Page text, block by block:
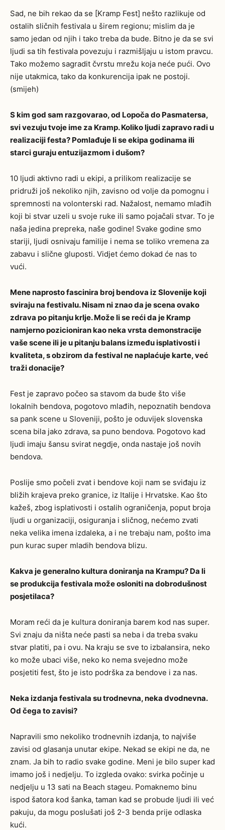
Sad, ne bih rekao da se [Kramp Fest] nešto razlikuje od
ostalih sličnih festivala u širem regionu; mislim da je
samo jedan od njih i tako treba da bude. Bitno je da se svi
ljudi sa tih festivala povezuju i razmišljaju u istom pravcu.
Tako možemo sagradit čvrstu mrežu koja neće pući. Ovo
nije utakmica, tako da konkurencija ipak ne postoji.
(smijeh)
S kim god sam razgovarao, od Lopoča do Pasmatersa,
svi vezuju tvoje ime za Kramp. Koliko ljudi zapravo radi u
realizaciji festa? Pomlađuje li se ekipa godinama ili
starci guraju entuzijazmom i dušom?
10 ljudi aktivno radi u ekipi, a prilikom realizacije se
pridruži još nekoliko njih, zavisno od volje da pomognu i
spremnosti na volonterski rad. Nažalost, nemamo mlađih
koji bi stvar uzeli u svoje ruke ili samo pojačali stvar. To je
naša jedina prepreka, naše godine! Svake godine smo
stariji, ljudi osnivaju familije i nema se toliko vremena za
zabavu i slične gluposti. Vidjet ćemo dokad će nas to
vući.
Mene naprosto fascinira broj bendova iz Slovenije koji
sviraju na festivalu. Nisam ni znao da je scena ovako
zdrava po pitanju krlje. Može li se reći da je Kramp
namjerno pozicioniran kao neka vrsta demonstracije
vaše scene ili je u pitanju balans između isplativosti i
kvaliteta, s obzirom da festival ne naplaćuje karte, već
traži donacije?
Fest je zapravo počeo sa stavom da bude što više
lokalnih bendova, pogotovo mlađih, nepoznatih bendova
sa pank scene u Sloveniji, pošto je oduvijek slovenska
scena bila jako zdrava, sa puno bendova. Pogotovo kad
ljudi imaju šansu svirat negdje, onda nastaje još novih
bendova.
Poslije smo počeli zvat i bendove koji nam se sviđaju iz
bližih krajeva preko granice, iz Italije i Hrvatske. Kao što
kažeš, zbog isplativosti i ostalih ograničenja, poput broja
ljudi u organizaciji, osiguranja i sličnog, nećemo zvati
neka velika imena izdaleka, a i ne trebaju nam, pošto ima
pun kurac super mladih bendova blizu.
Kakva je generalno kultura doniranja na Krampu? Da li
se produkcija festivala može osloniti na dobrodušnost
posjetilaca?
Moram reći da je kultura doniranja barem kod nas super.
Svi znaju da ništa neće pasti sa neba i da treba svaku
stvar platiti, pa i ovu. Na kraju se sve to izbalansira, neko
ko može ubaci više, neko ko nema svejedno može
posjetiti fest, što je isto podrška za bendove i za nas.
Neka izdanja festivala su trodnevna, neka dvodnevna.
Od čega to zavisi?
Napravili smo nekoliko trodnevnih izdanja, to najviše
zavisi od glasanja unutar ekipe. Nekad se ekipi ne da, ne
znam. Ja bih to radio svake godine. Meni je bilo super kad
imamo još i nedjelju. To izgleda ovako: svirka počinje u
nedjelju u 13 sati na Beach stageu. Pomaknemo binu
ispod šatora kod šanka, taman kad se probude ljudi ili već
pakuju, da mogu poslušati još 2-3 benda prije odlaska
kući.